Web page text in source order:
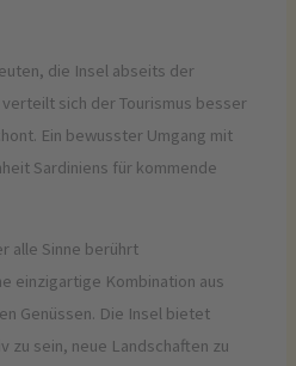
die Insel abseits der
sich der Tourismus besser
Ein bewusster Umgang mit
Sardiniens für kommende
alle Sinne berührt
einzigartige Kombination aus
Genüssen. Die Insel bietet
zu sein, neue Landschaften zu